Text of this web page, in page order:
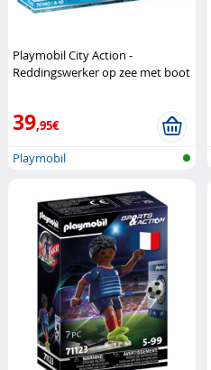
Playmobil City Action -
Reddingswerker op zee met boot
39,95€
Playmobil